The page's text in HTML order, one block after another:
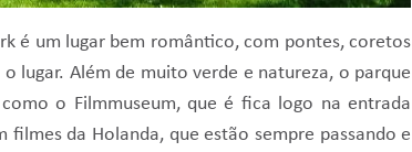
é um lugar bem romântico, com pontes, coretos
lugar. Além de muito verde e natureza, o parque
o Filmmuseum, que é fica logo na entrada
da Holanda, que estão sempre passando e